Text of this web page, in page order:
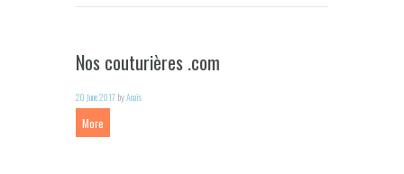
Nos couturières .com
20 June 2017 byAnaïs
More